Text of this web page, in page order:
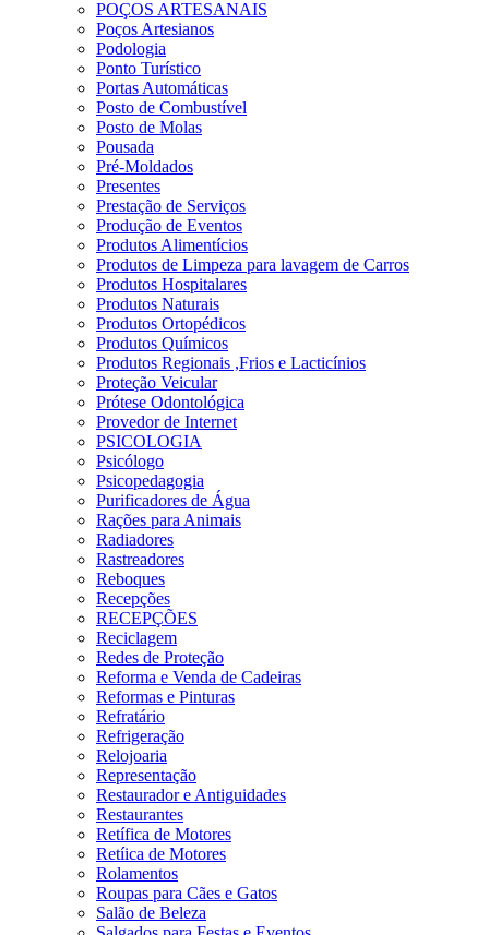
POÇOS ARTESANAIS
Poços Artesianos
Podologia
Ponto Turístico
Portas Automáticas
Posto de Combustível
Posto de Molas
Pousada
Pré-Moldados
Presentes
Prestação de Serviços
Produção de Eventos
Produtos Alimentícios
Produtos de Limpeza para lavagem de Carros
Produtos Hospitalares
Produtos Naturais
Produtos Ortopédicos
Produtos Químicos
Produtos Regionais ,Frios e Lacticínios
Proteção Veicular
Prótese Odontológica
Provedor de Internet
PSICOLOGIA
Psicólogo
Psicopedagogia
Purificadores de Água
Rações para Animais
Radiadores
Rastreadores
Reboques
Recepções
RECEPÇÕES
Reciclagem
Redes de Proteção
Reforma e Venda de Cadeiras
Reformas e Pinturas
Refratário
Refrigeração
Relojoaria
Representação
Restaurador e Antiguidades
Restaurantes
Retífica de Motores
Retíica de Motores
Rolamentos
Roupas para Cães e Gatos
Salão de Beleza